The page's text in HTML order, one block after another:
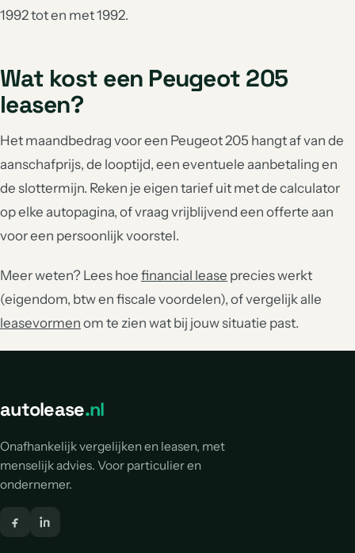
1992 tot en met 1992.
Wat kost een Peugeot 205
leasen?
Het maandbedrag voor een Peugeot 205 hangt af van de
aanschafprijs, de looptijd, een eventuele aanbetaling en
de slottermijn. Reken je eigen tarief uit met de calculator
op elke autopagina, of vraag vrijblijvend een offerte aan
voor een persoonlijk voorstel.
Meer weten? Lees hoe financial lease precies werkt
(eigendom, btw en fiscale voordelen), of vergelijk alle
leasevormen om te zien wat bij jouw situatie past.
autolease.nl
Onafhankelijk vergelijken en leasen, met
menselijk advies. Voor particulier en
ondernemer.